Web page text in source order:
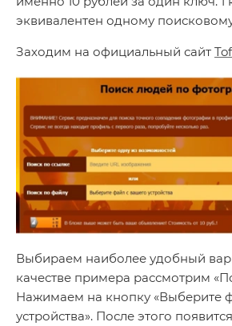
эквивалентен одному
Заходим на официальный сайт
Выбираем наиболее удобный
качестве примера рассмотрим
Нажимаем на кнопку «Выберите
устройства». После этого